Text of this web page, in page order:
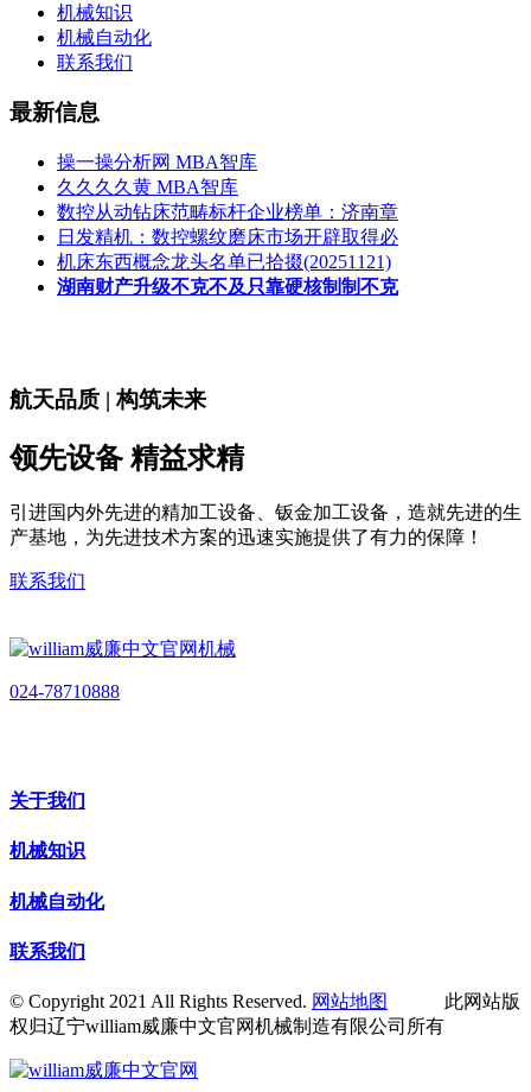
机械知识
机械自动化
联系我们
最新信息
操一操分析网 MBA智库
久久久久黄 MBA智库
数控从动钻床范畴标杆企业榜单：济南章
日发精机：数控螺纹磨床市场开辟取得必
机床东西概念龙头名单已拾掇(20251121)
湖南财产升级不克不及只靠硬核制制不克
航天品质 | 构筑未来
领先设备 精益求精
引进国内外先进的精加工设备、钣金加工设备，造就先进的生
产基地，为先进技术方案的迅速实施提供了有力的保障！
联系我们
024-78710888
关于我们
机械知识
机械自动化
联系我们
© Copyright 2021 All Rights Reserved. 网站地图
此网站版
权归辽宁william威廉中文官网机械制造有限公司所有